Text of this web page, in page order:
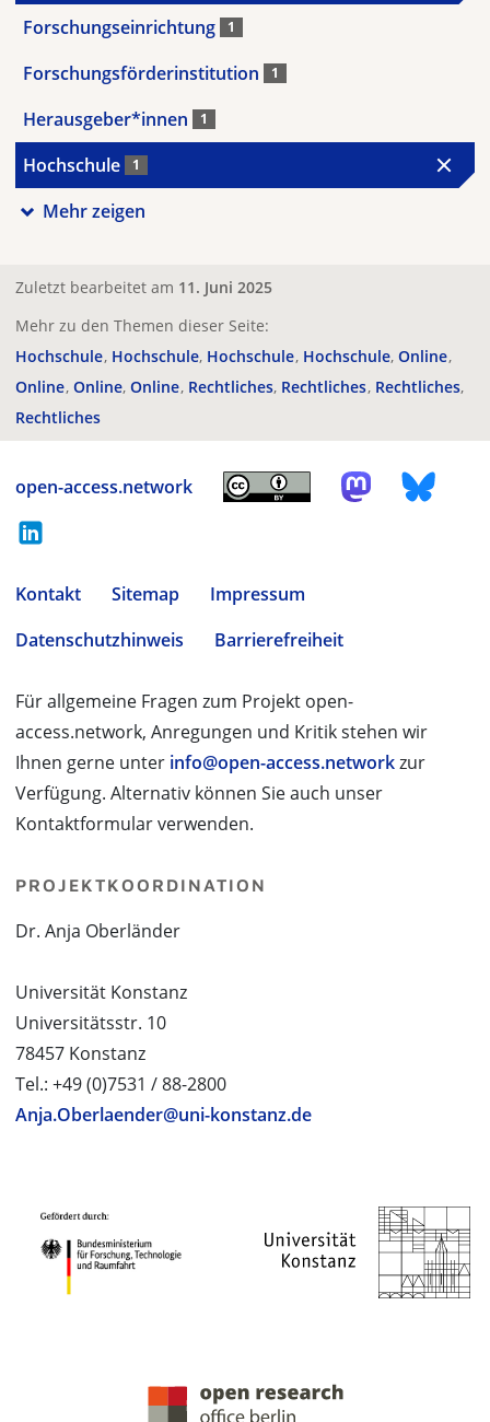
Forschungseinrichtung 1
Forschungsförderinstitution 1
Herausgeber*innen 1
Hochschule 1
Mehr zeigen
Zuletzt bearbeitet am 11. Juni 2025
Mehr zu den Themen dieser Seite:
Hochschule Hochschule Hochschule Hochschule Online
Online Online Online Rechtliches Rechtliches Rechtliches
Rechtliches
open-access.network
Kontakt Sitemap
Impressum
Datenschutzhinweis
Barrierefreiheit
Für allgemeine Fragen zum Projekt open-
access.network, Anregungen und Kritik stehen wir
Ihnen gerne unter info@open-access.networkzur
Verfügung. Alternativ können Sie auch unser
Kontaktformular verwenden.
PROJEKTKOORDINATION
Dr. Anja Oberländer
Universität Konstanz
Universitätsstr. 10
78457 Konstanz
Tel.: +49 (0)7531 / 88-2800
Anja.Oberlaender@uni-konstanz.de